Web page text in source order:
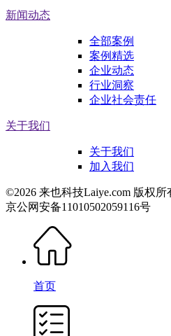
新闻动态
全部案例
案例精选
企业动态
行业洞察
企业社会责任
关于我们
关于我们
加入我们
©2026 来也科技Laiye.com 版权
京公网安备11010502059116号
首页